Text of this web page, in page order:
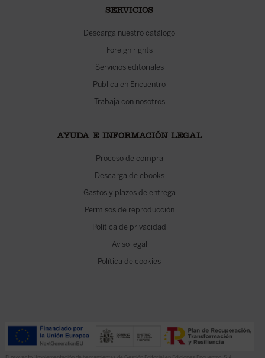
SERVICIOS
Descarga nuestro catálogo
Foreign rights
Servicios editoriales
Publica en Encuentro
Trabaja con nosotros
AYUDA E INFORMACIÓN LEGAL
Proceso de compra
Descarga de ebooks
Gastos y plazos de entrega
Permisos de reproducción
Política de privacidad
Aviso legal
Política de cookies